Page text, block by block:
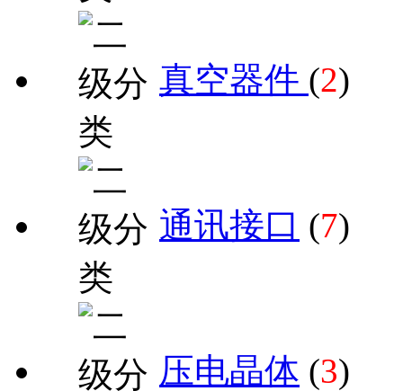
真空器件 (2)
通讯接口 (7)
压电晶体 (3)